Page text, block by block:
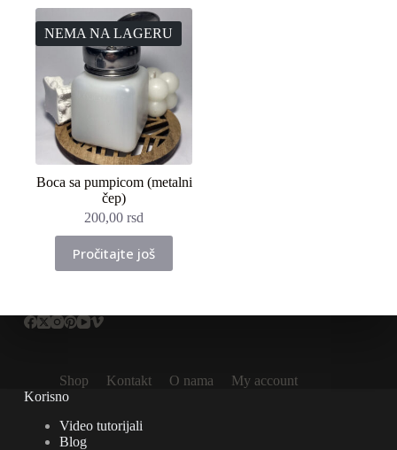
varijanti.
Opcije
mogu
biti
izabrane
na
stranici
proizvoda.
NEMA NA LAGERU
Boca sa pumpicom (metalni
čep)
200,00rsd
Pročitajte još
Shop Kontakt O nama
My account
Korisno
Video tutorijali
Blog